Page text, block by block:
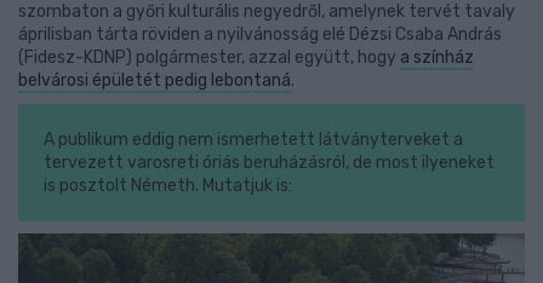
szombaton a győri kulturális negyedről, amelynek tervét tavaly
áprilisban tárta röviden a nyilvánosság elé Dézsi Csaba András
(Fidesz-KDNP) polgármester, azzal együtt, hogy a színház
belvárosi épületét pedig lebontaná.
A publikum eddig nem ismerhetett látványterveket a
tervezett varosreti óriás beruházásról, de most ilyeneket
is posztolt Németh. Mutatjuk is: